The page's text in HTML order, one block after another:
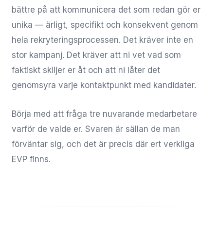
bättre på att kommunicera det som redan gör er
unika — ärligt, specifikt och konsekvent genom
hela rekryteringsprocessen. Det kräver inte en
stor kampanj. Det kräver att ni vet vad som
faktiskt skiljer er åt och att ni låter det
genomsyra varje kontaktpunkt med kandidater.
Börja med att fråga tre nuvarande medarbetare
varför de valde er. Svaren är sällan de man
förväntar sig, och det är precis där ert verkliga
EVP finns.